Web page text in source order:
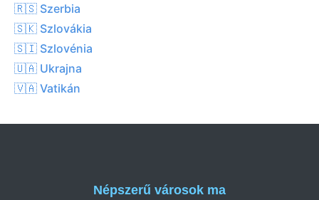
🇷🇸 Szerbia
🇸🇰 Szlovákia
🇸🇮 Szlovénia
🇺🇦 Ukrajna
🇻🇦 Vatikán
Népszerű városok ma